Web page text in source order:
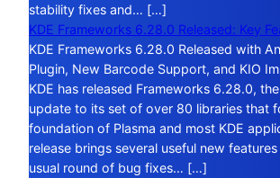
stability fixes and… […]
KDE Frameworks 6.28.0 Released: Key
KDE Frameworks 6.28.0 Released with
Plugin, New Barcode Support, and KIO
KDE has released Frameworks 6.28.0,
update to its set of over 80 libraries that
foundation of Plasma and most KDE
release brings several useful new
usual round of bug fixes… […]